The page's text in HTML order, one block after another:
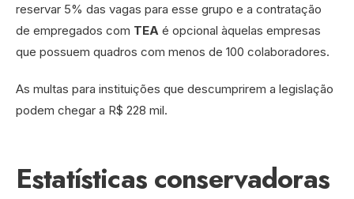
reservar 5% das vagas para esse grupo e a contratação
de empregados com TEA é opcional àquelas empresas
que possuem quadros com menos de 100 colaboradores.
As multas para instituições que descumprirem a legislação
podem chegar a R$ 228 mil.
Estatísticas conservadoras